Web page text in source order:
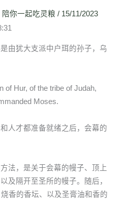
陪你一起吃灵粮 / 15/11/2023
由犹大支派中户珥的孙子，乌
of Hur, of the tribe of Judah,
Moses.
人才都准备就绪之后，会幕的
法，是关于会幕的幔子、顶上
及隔开至圣所的幔子。随后，
香的香坛、以及圣膏油和香的